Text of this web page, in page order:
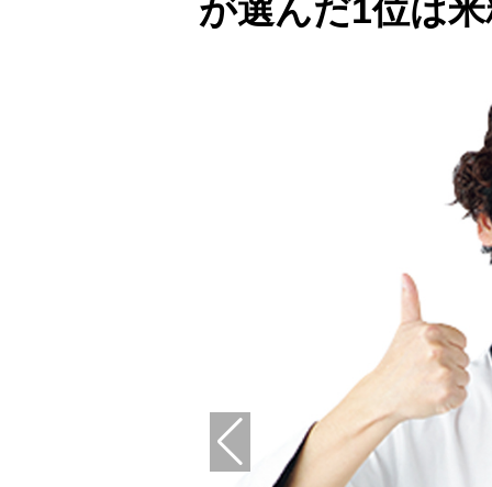
が選んだ1位は